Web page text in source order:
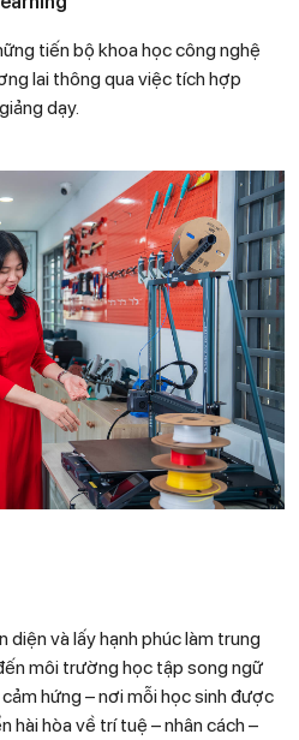
tiến bộ khoa học công nghệ
lai thông qua việc tích hợp
dạy.
và lấy hạnh phúc làm trung
môi trường học tập song ngữ
hứng – nơi mỗi học sinh được
hài hòa về trí tuệ – nhân cách –